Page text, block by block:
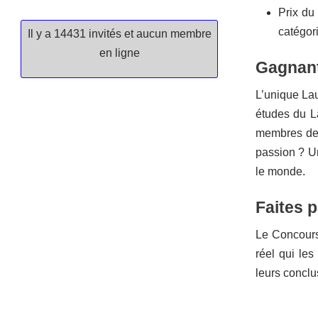
Il y a 14431 invités et aucun membre
en ligne
Prix
L’unique
études du
membres
passion ?
le monde.
Faites
Le
réel qui les
leurs